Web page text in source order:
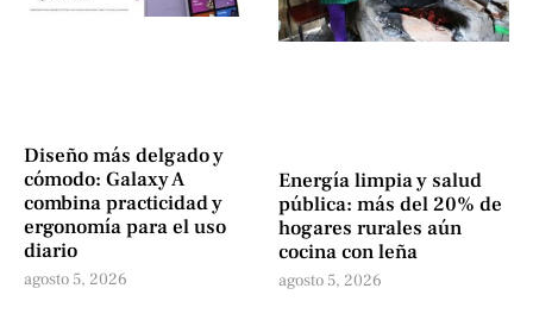
Diseño más delgado y
cómodo: Galaxy A
combina practicidad y
ergonomía para el uso
diario
agosto 5, 2026
Energía limpia y salud
pública: más del 20% de
hogares rurales aún
cocina con leña
agosto 5, 2026